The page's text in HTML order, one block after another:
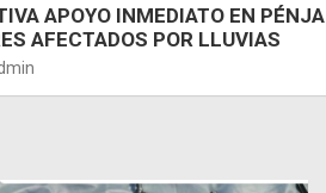
APOYO INMEDIATO EN
AFECTADOS POR LLUVIAS